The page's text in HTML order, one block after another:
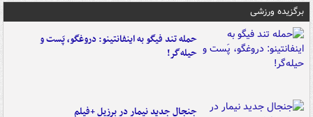
برگزیده ورزشی
حمله تند فیگو به اینفانتینو: دروغگو، پَست‌ و
حیله‌گر!
جنجال جدید نیمار در برزیل +فیلم